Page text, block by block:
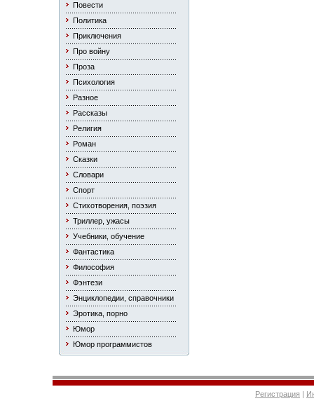
Повести
Политика
Приключения
Про войну
Проза
Психология
Разное
Рассказы
Религия
Роман
Сказки
Словари
Спорт
Стихотворения, поэзия
Триллер, ужасы
Учебники, обучение
Фантастика
Философия
Фэнтези
Энциклопедии, справочники
Эротика, порно
Юмор
Юмор программистов
Регистрация |